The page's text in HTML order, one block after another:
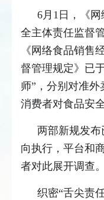
6月1日，《
全主体责任监督
《网络食品销售
督管理规定》已
师”，分别对准
消费者对食品安
两部新规发布
向执行，平台和
者对此展开调查。
织密“舌尖责